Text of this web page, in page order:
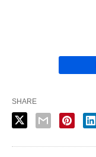
SHARE